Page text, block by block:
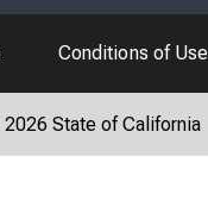
Conditions of Use
State of California